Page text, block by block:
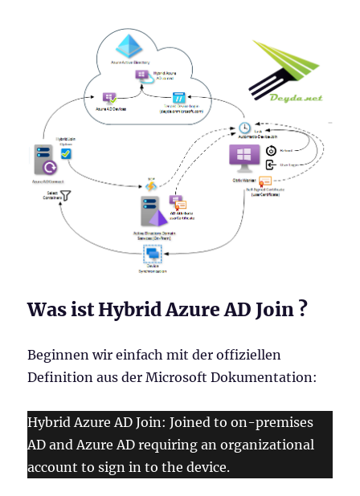
Was ist Hybrid Azure AD Join ?
Beginnen wir einfach mit der offiziellen
Definition aus der Microsoft Dokumentation:
Hybrid Azure AD Join: Joined to on-premises
AD and Azure AD requiring an organizational
account to sign in to the device.